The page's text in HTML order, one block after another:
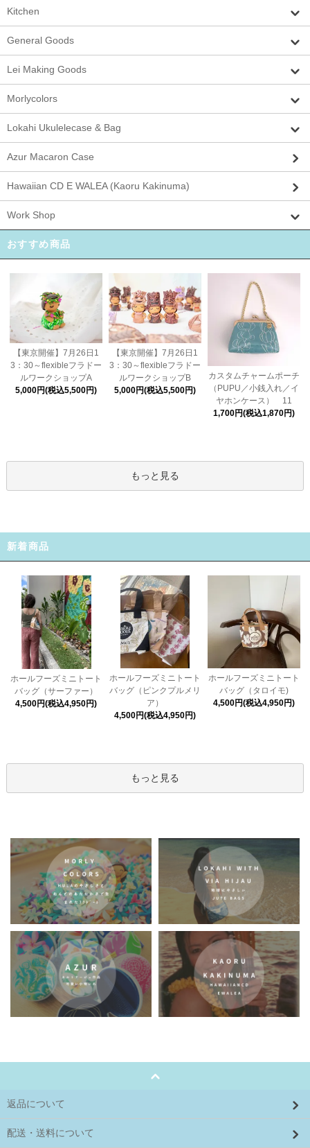
Kitchen
General Goods
Lei Making Goods
Morlycolors
Lokahi Ukulelecase & Bag
Azur Macaron Case
Hawaiian CD E WALEA (Kaoru Kakinuma)
Work Shop
おすすめ商品
【東京開催】7月26日1
3：30～flexibleフラドー
ルワークショップA
5,000円(税込5,500円)
【東京開催】7月26日1
3：30～flexibleフラドー
ルワークショップB
5,000円(税込5,500円)
カスタムチャームポーチ
（PUPU／小銭入れ／イ
ヤホンケース） 11
1,700円(税込1,870円)
もっと見る
新着商品
ホールフーズミニトート
バッグ（サーファー）
4,500円(税込4,950円)
ホールフーズミニトート
バッグ（ピンクプルメリ
ア）
4,500円(税込4,950円)
ホールフーズミニトート
バッグ（タロイモ)
4,500円(税込4,950円)
もっと見る
返品について
配送・送料について